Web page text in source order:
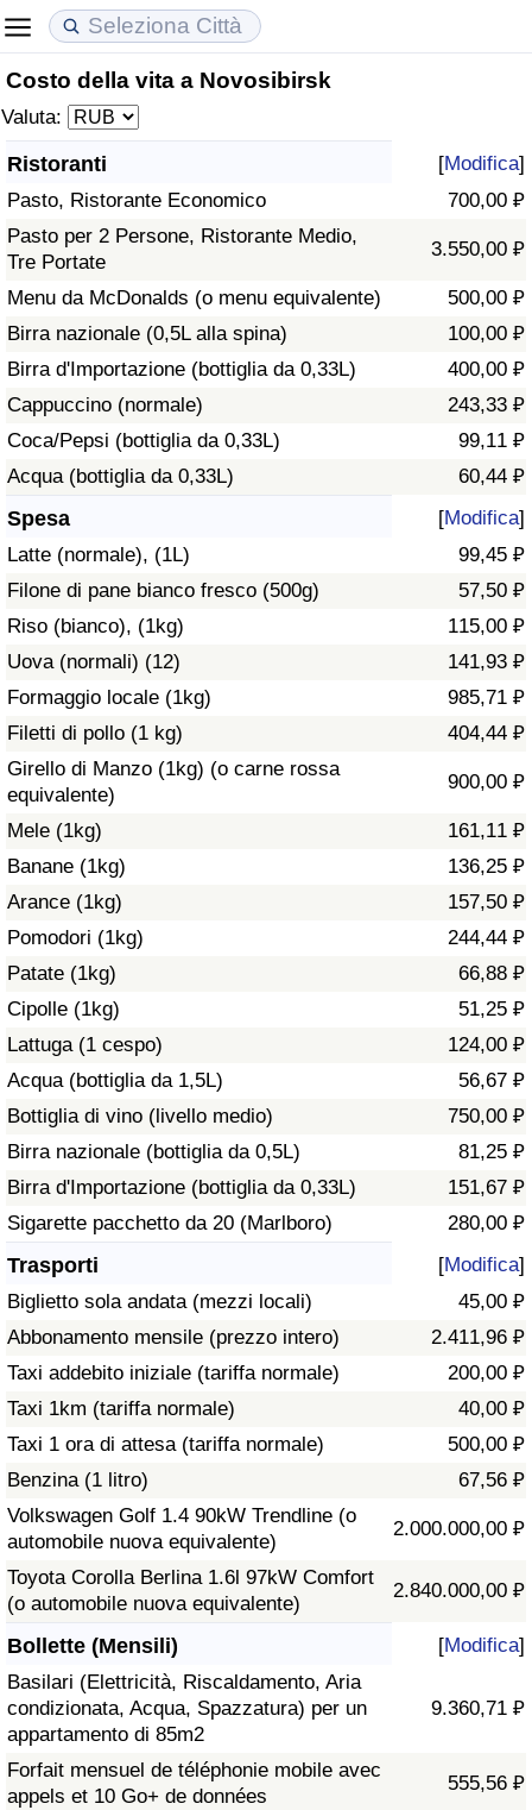
Costo della vita a Novosibirsk
Valuta:
Ristoranti [Modifica]
Pasto, Ristorante Economico
700,00 ₽
Pasto per 2 Persone, Ristorante Medio,
Tre Portate
3.550,00 ₽
Menu da McDonalds (o menu equivalente)
500,00 ₽
Birra nazionale (0,5L alla spina)
100,00 ₽
Birra d'Importazione (bottiglia da 0,33L)
400,00 ₽
Cappuccino (normale)
243,33 ₽
Coca/Pepsi (bottiglia da 0,33L)
99,11 ₽
Acqua (bottiglia da 0,33L)
60,44 ₽
Spesa [Modifica]
Latte (normale), (1L)
99,45 ₽
Filone di pane bianco fresco (500g)
57,50 ₽
Riso (bianco), (1kg)
115,00 ₽
Uova (normali) (12)
141,93 ₽
Formaggio locale (1kg)
985,71 ₽
Filetti di pollo (1 kg)
404,44 ₽
Girello di Manzo (1kg) (o carne rossa
equivalente)
900,00 ₽
Mele (1kg)
161,11 ₽
Banane (1kg)
136,25 ₽
Arance (1kg)
157,50 ₽
Pomodori (1kg)
244,44 ₽
Patate (1kg)
66,88 ₽
Cipolle (1kg)
51,25 ₽
Lattuga (1 cespo)
124,00 ₽
Acqua (bottiglia da 1,5L)
56,67 ₽
Bottiglia di vino (livello medio)
750,00 ₽
Birra nazionale (bottiglia da 0,5L)
81,25 ₽
Birra d'Importazione (bottiglia da 0,33L)
151,67 ₽
Sigarette pacchetto da 20 (Marlboro)
280,00 ₽
Trasporti [Modifica]
Biglietto sola andata (mezzi locali)
45,00 ₽
Abbonamento mensile (prezzo intero)
2.411,96 ₽
Taxi addebito iniziale (tariffa normale)
200,00 ₽
Taxi 1km (tariffa normale)
40,00 ₽
Taxi 1 ora di attesa (tariffa normale)
500,00 ₽
Benzina (1 litro)
67,56 ₽
Volkswagen Golf 1.4 90kW Trendline (o
automobile nuova equivalente)
2.000.000,00 ₽
Toyota Corolla Berlina 1.6l 97kW Comfort
(o automobile nuova equivalente)
2.840.000,00 ₽
Bollette (Mensili) [Modifica]
Basilari (Elettricità, Riscaldamento, Aria
condizionata, Acqua, Spazzatura) per un
appartamento di 85m2
9.360,71 ₽
Forfait mensuel de téléphonie mobile avec
appels et 10 Go+ de données
555,56 ₽
Costo della vita
Indice Del Costo Della Vita (corrente)
Indice Del Costo Della Vita
Indice del Costo della Vita per Nazione
ad Aqaba
Prezzi degli immobili
Indice del Prezzo delle Case (Corrente)
Indice del Prezzo delle Case
Indice del Prezzo delle Case per Nazione
Qualità della Vita
Indice della Qualità della Vita
Indice della Qualità della Vita (Corrente)
Indice della qualità della vita per Paese
Criminalità
Indice del Tasso di Criminalità (Corrente)
Indice della Criminalità
Indice di criminalità per paese
Indice dell’Assistenza Sanitaria (Corrente)
Indice dell’Assistenza Sanitaria
Indice dell’Assistenza Sanitaria per
Nazione
Inquinamento
Indice dell’Inquinamento (Corrente)
Indice di inquinamento
Indice dell’Inquinamento per Nazione
Traffico
Indice del Traffico
Indice del traffico (Corrente)
Indice del traffico per Nazione